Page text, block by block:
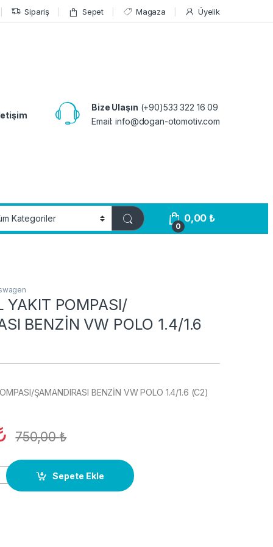
Sipariş Sepet Magaza Üyelik
Bize Ulaşın (+90)533 322 16 09
Email:info@dogan-otomotiv.com
0
0,00₺
YAKIT POMPASI/
BENZİN VW POLO 1.4/1.6
ŞAMANDIRASI BENZİN VW POLO 1.4/1.6 (C2)
750,00₺
ŞAMANDIRASI BENZİN VW POLO 1.4/1.6 (C2) quantity
Sepete Ekle